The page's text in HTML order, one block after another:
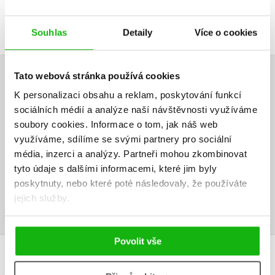
Souhlas Detaily Více o cookies
Tato webová stránka používá cookies
K personalizaci obsahu a reklam, poskytování funkcí
sociálních médií a analýze naší návštěvnosti využíváme
soubory cookies. Informace o tom, jak náš web
využíváme, sdílíme se svými partnery pro sociální
média, inzerci a analýzy. Partneři mohou zkombinovat
tyto údaje s dalšími informacemi, které jim byly
poskytnuty, nebo které poté následovaly, že používáte
jejich služby.
Povolit vše
HODNOCENÍ ČTENÁŘŮ
V současné době nejsou vytvořena žádná uživatelská hodnocení.
Vaše hodnocení
Uživatelskou recenzi mohou vkládat pouze registrovaní uživatelé
Přihlásit
MOHLO BY VÁS TAKÉ ZAJÍMAT